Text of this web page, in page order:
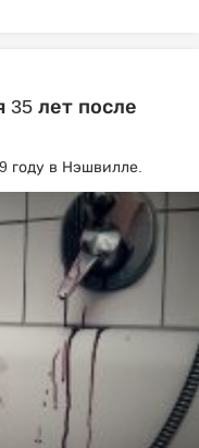
35 лет после
году в Нэшвилле.